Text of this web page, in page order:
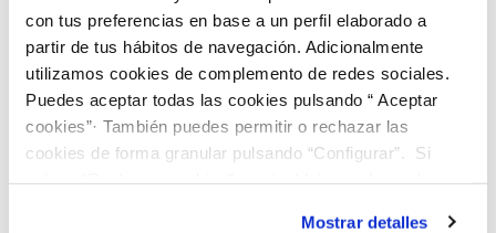
con tus preferencias en base a un perfil elaborado a
partir de tus hábitos de navegación. Adicionalmente
utilizamos cookies de complemento de redes sociales.
Puedes aceptar todas las cookies pulsando “ Aceptar
cookies”· También puedes permitir o rechazar las
cookies de forma granular pulsando “Configurar”. Si
Mostrar detalles